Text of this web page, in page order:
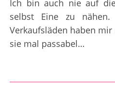
Ich bin auch nie auf
selbst Eine zu
Verkaufsläden haben
sie mal passabel…